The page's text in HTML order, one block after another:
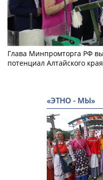
Глава Минпромторга РФ
потенциал Алтайского края
«ЭТНО - МЫ»